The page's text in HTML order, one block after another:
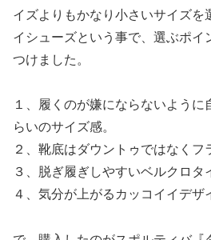
イズよりもかなり小さいサイズを
イシューズという事で、選ぶポイ
つけました。
１、履くのが嫌にならないように
らいのサイズ感。
２、靴底はダウントゥではなくフ
３、脱ぎ履ぎしやすいベルクロタ
４、気分が上がるカッコイイデザ